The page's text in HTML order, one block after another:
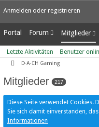
Anmelden oder registrieren
Portal Forum
Unerledigte Themen
Mitglieder
Letzte
Benutzer
Mitgliedersuche
Letzte Aktivitäten Benutzer
D·A·CH Gaming
Mitglieder 217
Diese Seite verwendet Cookies.
Sie sich damit einverstanden,
Informationen